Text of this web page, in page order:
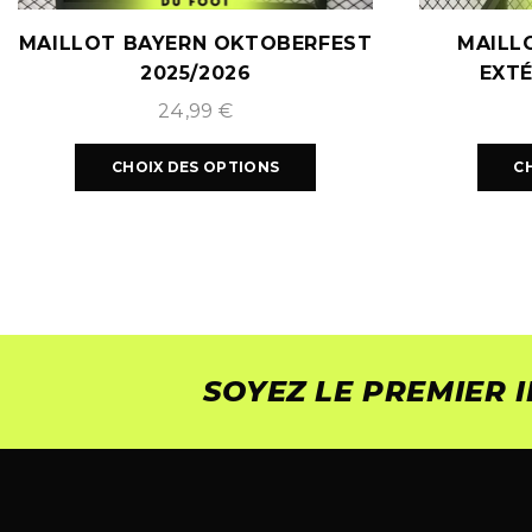
MAILLOT BAYERN OKTOBERFEST
2025/2026
24,99 €
CHOIX DES OPTIONS
SOYEZ LE PREMIER